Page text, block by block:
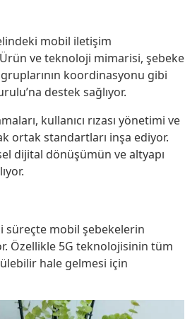
mobil iletişim
ve teknoloji mimarisi, şebeke
koordinasyonu gibi
destek sağlıyor.
kullanıcı rızası yönetimi ve
ortak standartları inşa ediyor.
dijital dönüşümün ve altyapı
süreçte mobil şebekelerin
Özellikle 5G teknolojisinin tüm
hale gelmesi için